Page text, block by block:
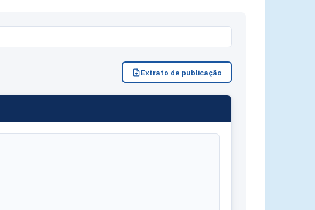
Extrato de publicação